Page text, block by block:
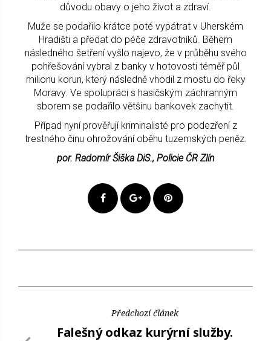
důvodu obavy o jeho život a zdraví.
Muže se podařilo krátce poté vypátrat v Uherském
Hradišti a předat do péče zdravotníků. Během
následného šetření vyšlo najevo, že v průběhu svého
pohřešování vybral z banky v hotovosti téměř půl
milionu korun, který následně vhodil z mostu do řeky
Moravy. Ve spolupráci s hasičským záchranným
sborem se podařilo většinu bankovek zachytit.
Případ nyní prověřují kriminalisté pro podezření z
trestného činu ohrožování oběhu tuzemských peněz.
por. Radomír Šiška DiS., Policie ČR Zlín
Předchozí článek
Falešný odkaz kurýrní služby.